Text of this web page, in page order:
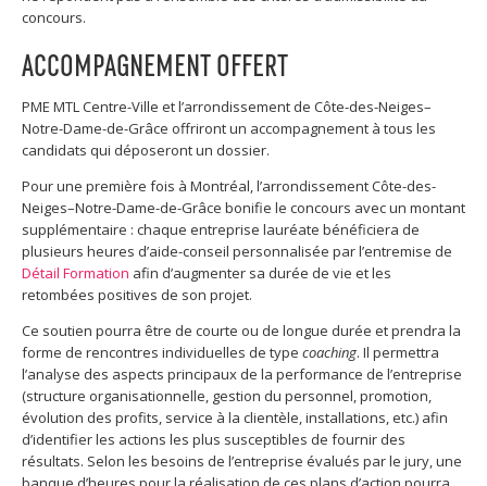
concours.
ACCOMPAGNEMENT OFFERT
PME MTL Centre-Ville et l’arrondissement de Côte-des-Neiges–
Notre-Dame-de-Grâce offriront un accompagnement à tous les
candidats qui déposeront un dossier.
Pour une première fois à Montréal, l’arrondissement Côte-des-
Neiges–Notre-Dame-de-Grâce bonifie le concours avec un montant
supplémentaire : chaque entreprise lauréate bénéficiera de
plusieurs heures d’aide-conseil personnalisée par l’entremise de
Détail Formation afin d’augmenter sa durée de vie et les
retombées positives de son projet.
Ce soutien pourra être de courte ou de longue durée et prendra la
forme de rencontres individuelles de type coaching. Il permettra
l’analyse des aspects principaux de la performance de l’entreprise
(structure organisationnelle, gestion du personnel, promotion,
évolution des profits, service à la clientèle, installations, etc.) afin
d’identifier les actions les plus susceptibles de fournir des
résultats. Selon les besoins de l’entreprise évalués par le jury, une